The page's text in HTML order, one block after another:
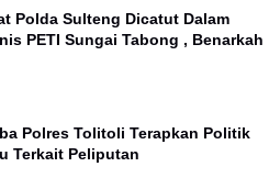
Polda Sulteng Dicatut Dalam
PETI Sungai Tabong , Benarkah
Polres Tolitoli Terapkan Politik
Terkait Peliputan